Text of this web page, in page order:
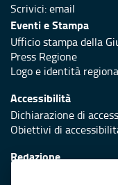
Scrivici:email
Eventi e Stampa
Ufficio stampa della
Press Regione
Logo e identità
Accessibilità
Dichiarazione di
Obiettivi di
Redazione